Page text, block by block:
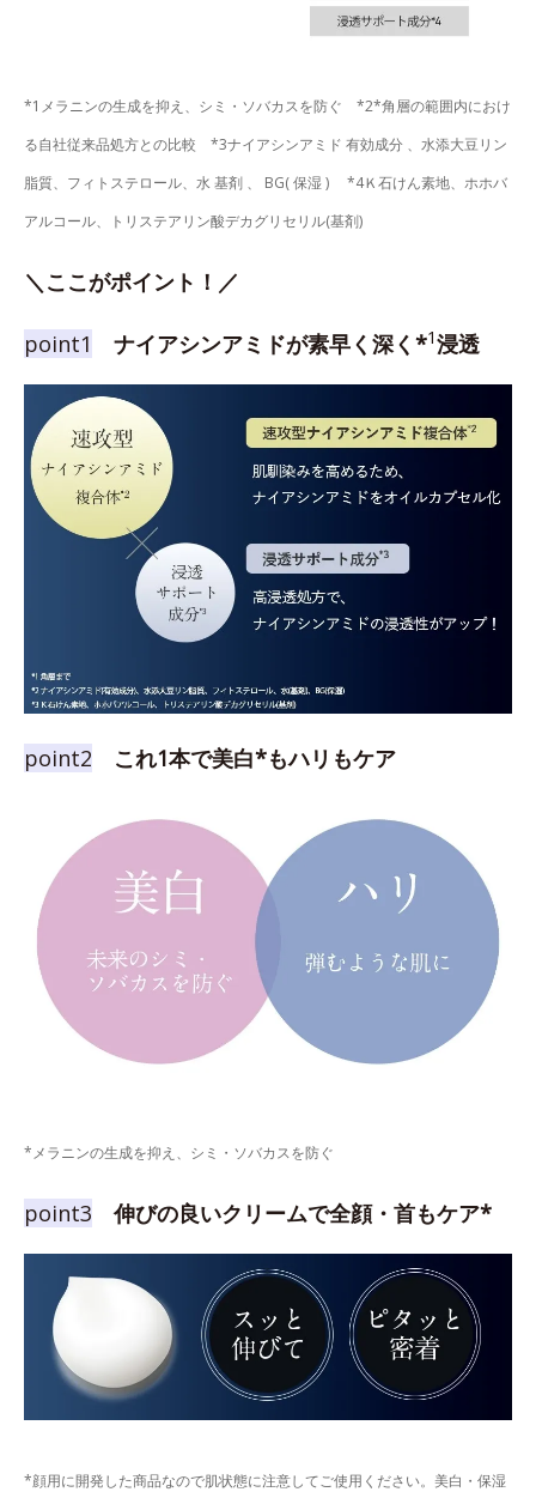
*1メラニンの生成を抑え、シミ・ソバカスを防ぐ *2*角層の範囲内におけ
る自社従来品処方との比較 *3ナイアシンアミド 有効成分 、水添大豆リン
脂質、フィトステロール、水 基剤 、 BG( 保湿 ) *4Ｋ石けん素地、ホホバ
アルコール、トリステアリン酸デカグリセリル(基剤)
＼ここがポイント！／
point1 ナイアシンアミドが素早く深く*1浸透
point2 これ1本で美白*もハリもケア
*メラニンの生成を抑え、シミ・ソバカスを防ぐ
point3 伸びの良いクリームで全顔・首もケア*
*顔用に開発した商品なので肌状態に注意してご使用ください。美白・保湿